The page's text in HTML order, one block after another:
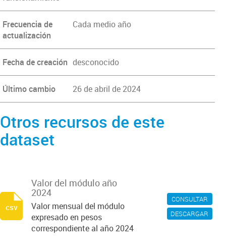
Frecuencia de
actualización
Cada medio año
Fecha de creación desconocido
Último cambio 26 de abril de 2024
Otros recursos de este
dataset
CONSULTAR
DESCARGAR
Valor del módulo año
2024
Valor mensual del módulo
expresado en pesos
correspondiente al año 2024
csv